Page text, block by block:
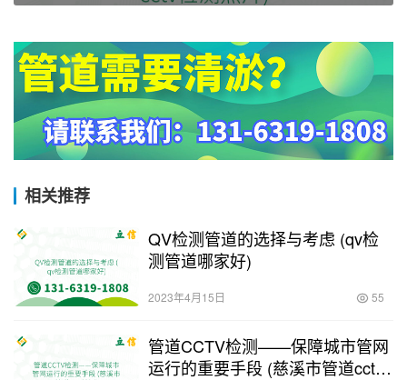
相关推荐
QV检测管道的选择与考虑 (qv检
测管道哪家好)
2023年4月15日 55
管道CCTV检测——保障城市管网
运行的重要手段 (慈溪市管道cctv